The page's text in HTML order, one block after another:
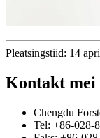
Pleatsingstiid: 14
Kontakt mei
Chengdu
Tel: +86-028-